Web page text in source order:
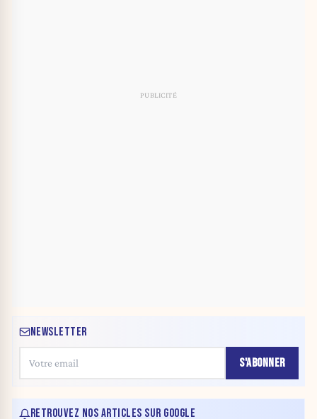
NEWSLETTER
S'ABONNER
RETROUVEZ NOS ARTICLES SUR GOOGLE